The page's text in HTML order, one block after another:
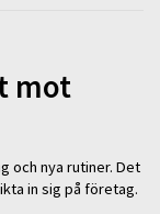
mot
och nya rutiner. Det
in sig på företag.